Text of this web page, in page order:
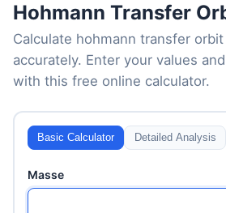
Hohmann Transfer
Calculate hohmann transfer
accurately. Enter your values
with this free online calculator.
Basic Calculator Detailed Analysis
Masse